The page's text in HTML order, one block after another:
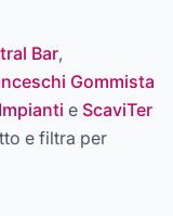
Bar,
Gommista
e ScaviTer
e filtra per